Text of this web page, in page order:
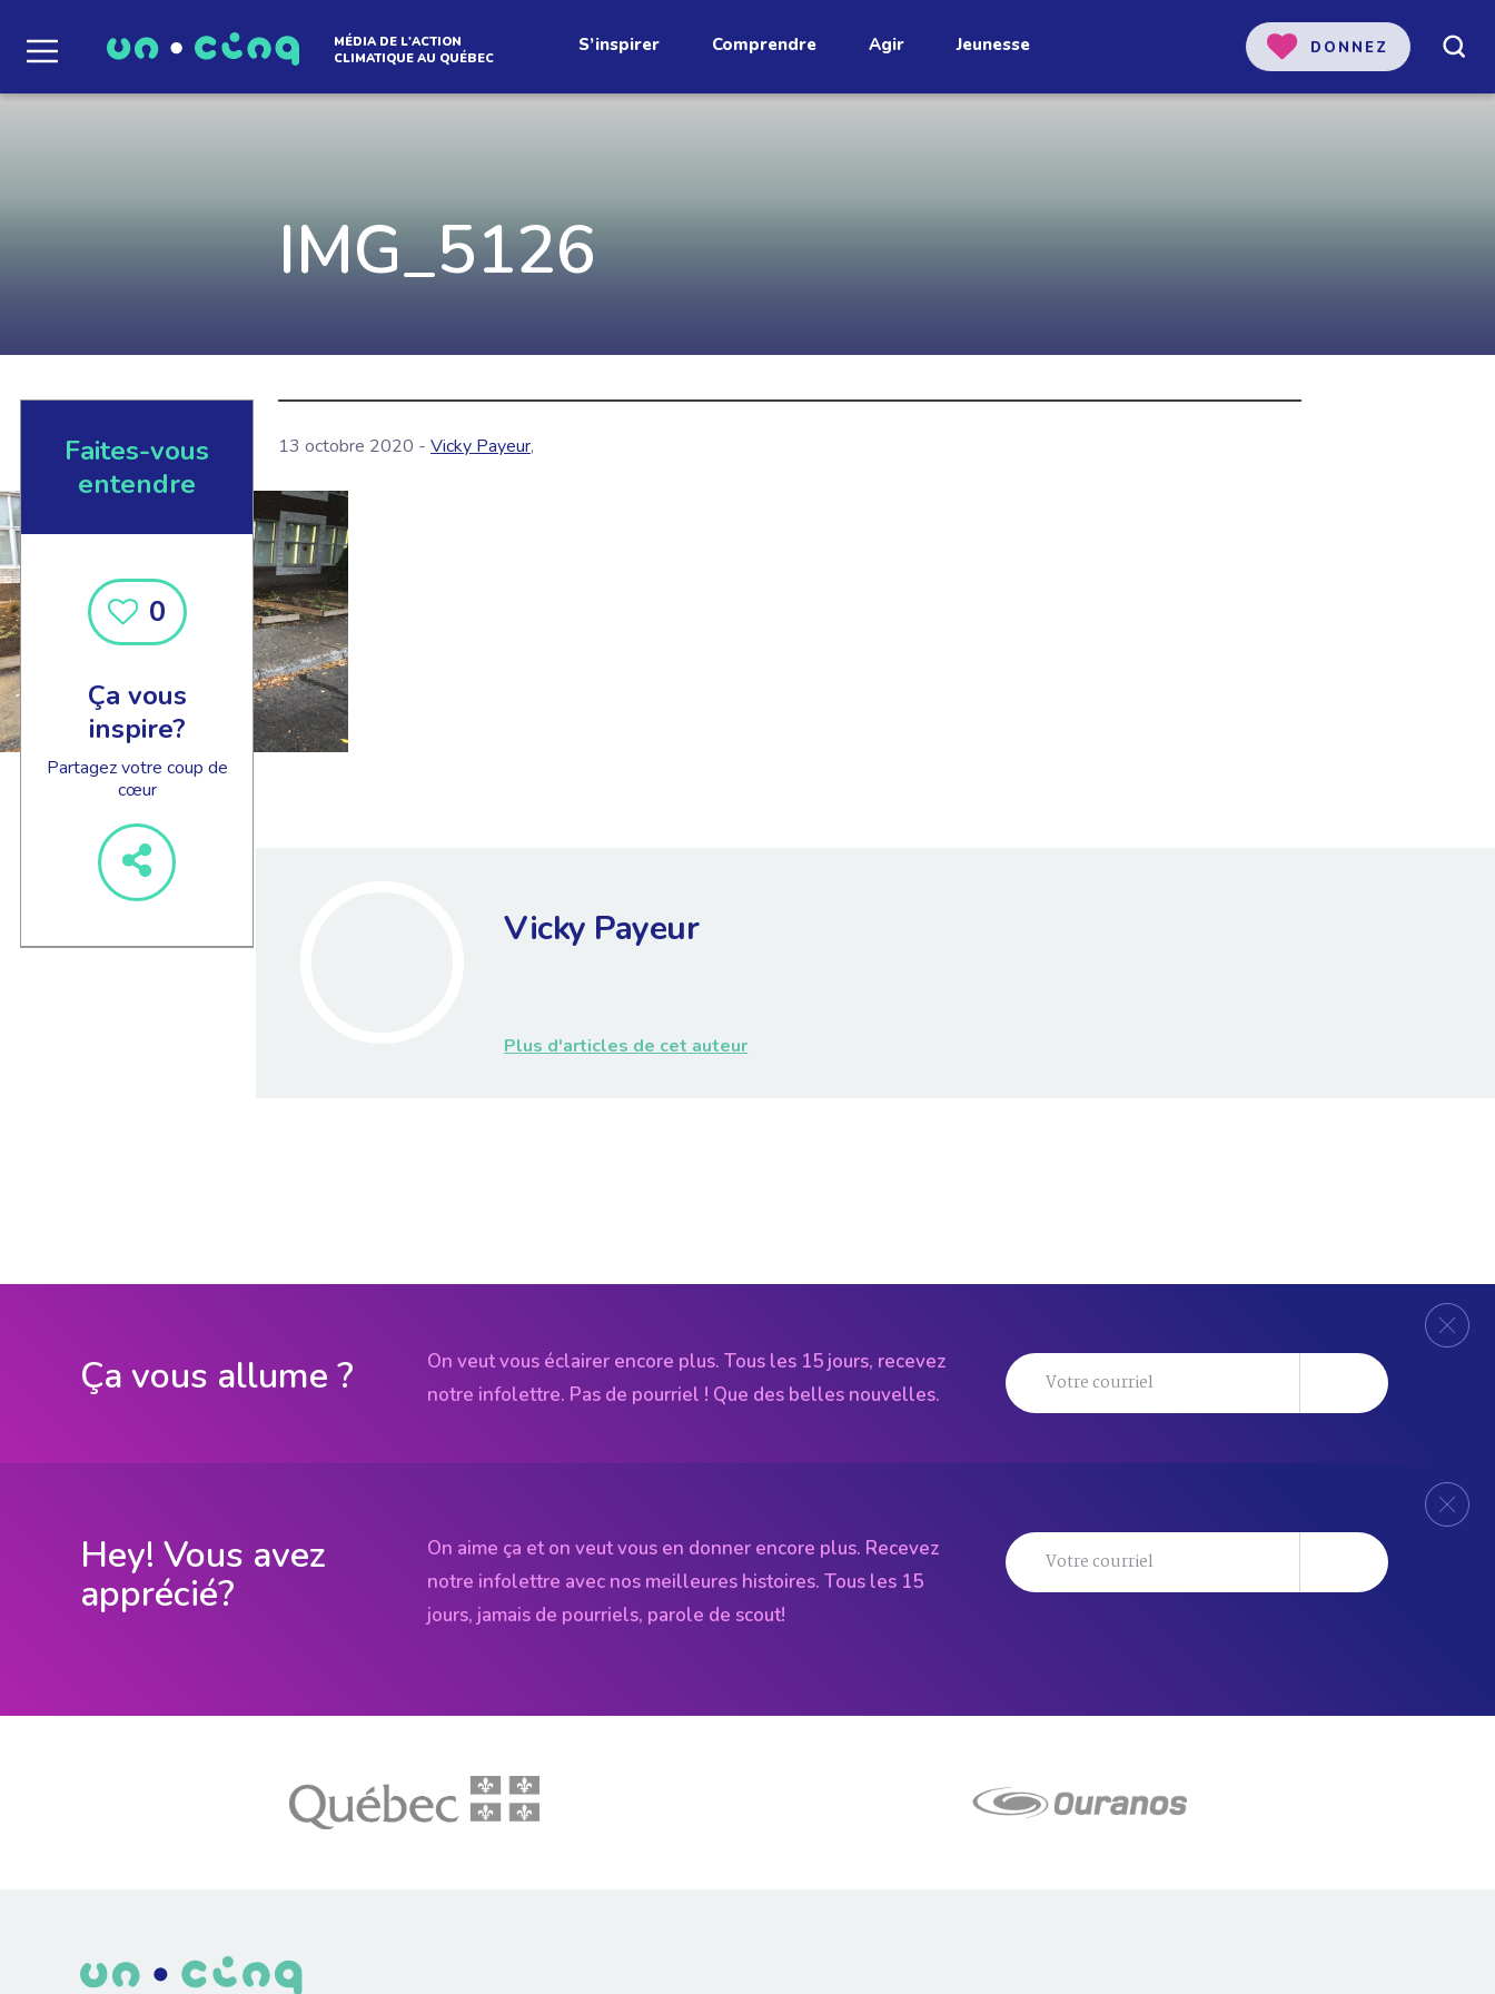
Le média qui détend
EN SAVOIR +
Découvrez notre
infolettre!
MÉDIA DE L'ACTION
CLIMATIQUE AU QUÉBEC
S’inspirer Comprendre Agir Jeunesse DONNEZ
IMG_5126
Faites-vous
entendre
0
Ça vous
inspire?
Partagez votre coup de
cœur
13 octobre 2020 - Vicky Payeur,
Vicky Payeur
Plus d'articles de cet auteur
Ça vous allume ?
On veut vous éclairer encore plus. Tous les 15 jours, recevez
notre infolettre. Pas de pourriel ! Que des belles nouvelles.
Hey! Vous avez
apprécié?
On aime ça et on veut vous en donner encore plus. Recevez
notre infolettre avec nos meilleures histoires. Tous les 15
jours, jamais de pourriels, parole de scout!